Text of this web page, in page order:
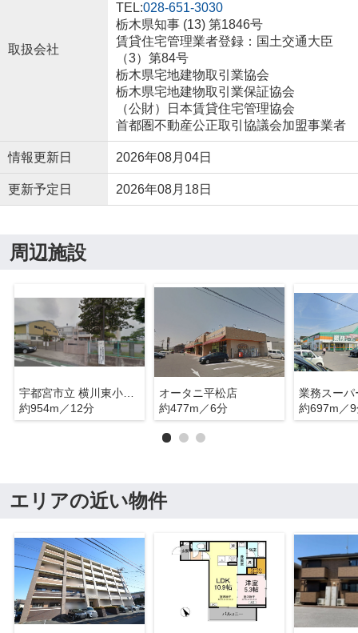
取扱会社
TEL:028-651-3030
栃木県知事 (13) 第1846号
賃貸住宅管理業者登録：国土交通大臣
（3）第84号
栃木県宅地建物取引業協会
栃木県宅地建物取引業保証協会
（公財）日本賃貸住宅管理協会
首都圏不動産公正取引協議会加盟事業者
情報更新日 2026年08月04日
更新予定日 2026年08月18日
周辺施設
宇都宮市立 横川東小学校
約954m／12分
オータニ平松店
約477m／6分
約697m／
エリアの近い物件